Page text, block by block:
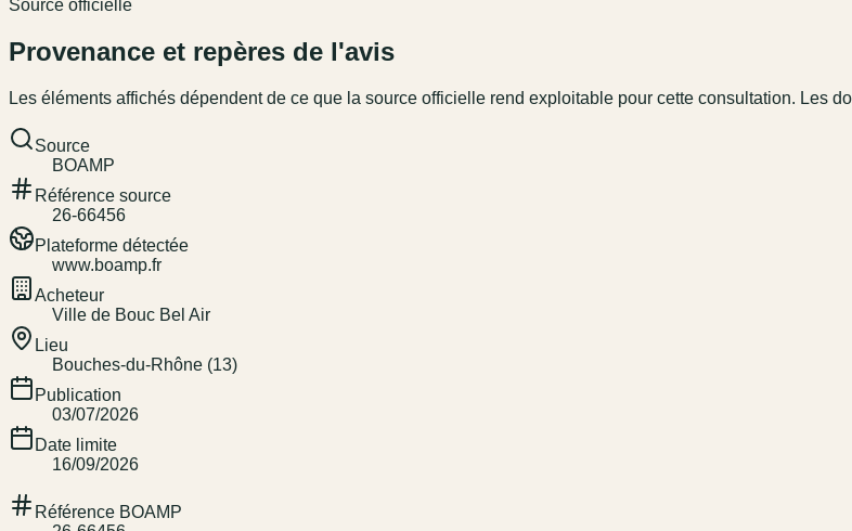
Source officielle
Provenance et repères de l'avis
Les éléments affichés dépendent de ce que la source officielle rend exploitable pour cette consultation. Les
Source
BOAMP
Référence source
26-66456
Plateforme détectée
www.boamp.fr
Acheteur
Ville de Bouc Bel Air
Lieu
Bouches-du-Rhône (13)
Publication
03/07/2026
Date limite
16/09/2026
Référence BOAMP